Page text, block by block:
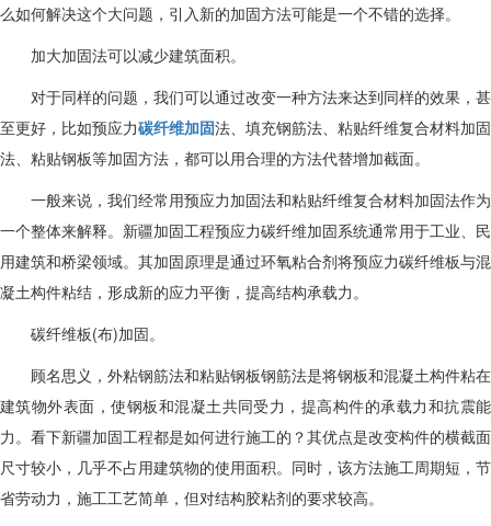
么如何解决这个大问题，引入新的加固方法可能是一个不错的选择。
加大加固法可以减少建筑面积。
对于同样的问题，我们可以通过改变一种方法来达到同样的效果，甚
至更好，比如预应力碳纤维加固法、填充钢筋法、粘贴纤维复合材料加固
法、粘贴钢板等加固方法，都可以用合理的方法代替增加截面。
一般来说，我们经常用预应力加固法和粘贴纤维复合材料加固法作为
一个整体来解释。新疆加固工程预应力碳纤维加固系统通常用于工业、民
用建筑和桥梁领域。其加固原理是通过环氧粘合剂将预应力碳纤维板与混
凝土构件粘结，形成新的应力平衡，提高结构承载力。
碳纤维板(布)加固。
顾名思义，外粘钢筋法和粘贴钢板钢筋法是将钢板和混凝土构件粘在
建筑物外表面，使钢板和混凝土共同受力，提高构件的承载力和抗震能
力。看下新疆加固工程都是如何进行施工的？其优点是改变构件的横截面
尺寸较小，几乎不占用建筑物的使用面积。同时，该方法施工周期短，节
省劳动力，施工工艺简单，但对结构胶粘剂的要求较高。